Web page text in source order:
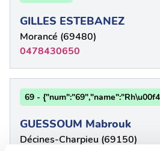
GILLES ESTEBANEZ
Morancé (69480)
0478430650
69 -
GUESSOUM Mabrouk
Décines-Charpieu (69150)